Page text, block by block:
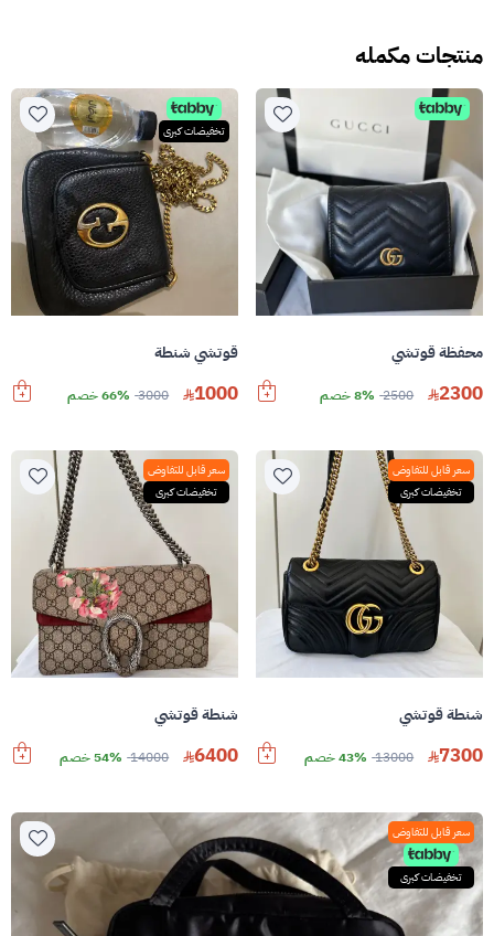
منتجات مكمله
محفظة قوتشي
2300
2500 8% خصم
تخفيضات كبرى
قوتشي شنطة
1000
3000 66% خصم
سعر قابل للتفاوض
تخفيضات كبرى
شنطة قوتشي
7300
13000 43% خصم
سعر قابل للتفاوض
تخفيضات كبرى
شنطة قوتشي
6400
14000 54% خصم
سعر قابل للتفاوض
تخفيضات كبرى